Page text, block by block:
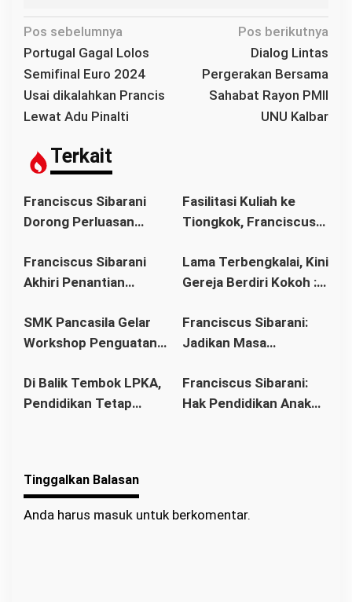
N
a
v
i
g
s
p
o
Pos sebelumnya
Portugal Gagal Lolos
Semifinal Euro 2024
Usai dikalahkan Prancis
Lewat Adu Pinalti
Pos berikutnya
Dialog Lintas
Pergerakan Bersama
Sahabat Rayon PMII
UNU Kalbar
Terkait
Franciscus Sibarani
Dorong Perluasan
sebagai Upaya Cegah
Pernikahan Dini di
Fasilitasi Kuliah ke
Tiongkok, Franciscus
Tua Dukung Pendidikan
Anak
Franciscus Sibarani
Akhiri Penantian
Bawat Keuskupan
Agung Pontianak,
Berdiri
Lama Terbengkalai, Kini
Gereja Berdiri Kokoh :
Wujudkan Politik
Bonum Commune di
Pahonk LANDAK
SMK Pancasila Gelar
Workshop Penguatan
Standar Nasional
Pendidikan
Franciscus Sibarani:
Jadikan Masa
Titik Balik Menata
Masa Depan
Di Balik Tembok LPKA,
Pendidikan Tetap
dan C
Franciscus Sibarani:
Hak Pendidikan Anak
Tinggalkan Balasan
Anda harus masuk untuk berkomentar.